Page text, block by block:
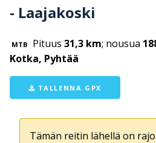
- Laajakoski
MTB Pituus 31,3 km; nousua
Kotka, Pyhtää
TALLENNA GPX
Tämän reitin lähellä on